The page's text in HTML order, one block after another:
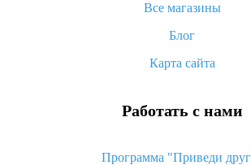
возврата денег
Все магазины
Блог
Карта сайта
Работать с нами
Программа "Приведи